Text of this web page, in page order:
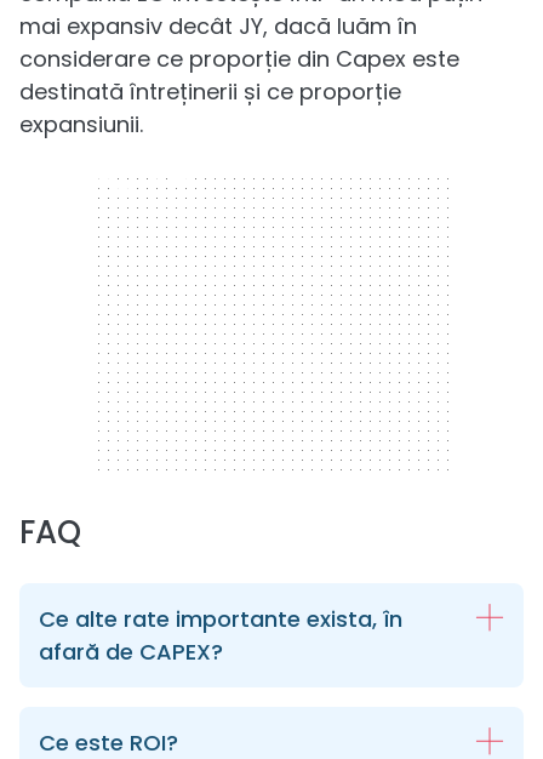
mai expansiv decât JY, dacă luăm în
considerare ce proporție din Capex este
destinată întreținerii și ce proporție
expansiunii.
300 x 250
FAQ
Ce alte rate importante exista, în
afară de CAPEX?
Ce este ROI?